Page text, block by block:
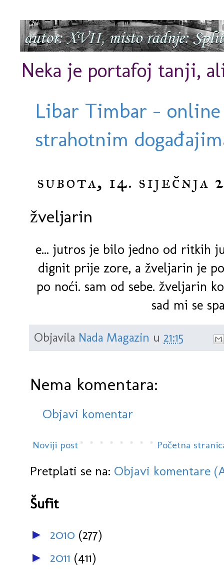
Neka je portafoj tanji,
Libar Timbar -
strahotnim
subota, 14. siječnja
žveljarin
e... jutros je bilo jedno od ritkih
dignit prije zore, a žveljarin je
po noći. sam od sebe. žveljarin
sad mi se
Objavila Nada Magazin u 21:15
Nema komentara:
Objavi komentar
Noviji post Početna
Pretplati se na: Objavi komentare
Šufit
► 2010 (277)
► 2011 (411)